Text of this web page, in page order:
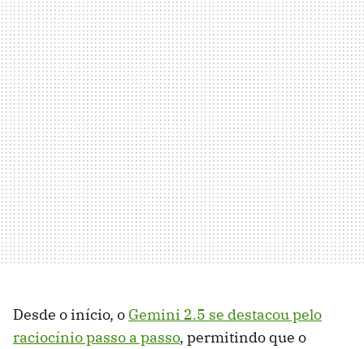
Desde o início, o Gemini 2.5 se destacou pelo
raciocínio passo a passo, permitindo que o